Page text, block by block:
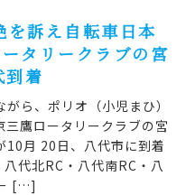
訴え自転車日本
タリークラブの宮
到着
ら、ポリオ（小児まひ）
三鷹ロータリークラブの宮
10月 20日、八代市に到着
代北RC・八代南RC・八
[…]